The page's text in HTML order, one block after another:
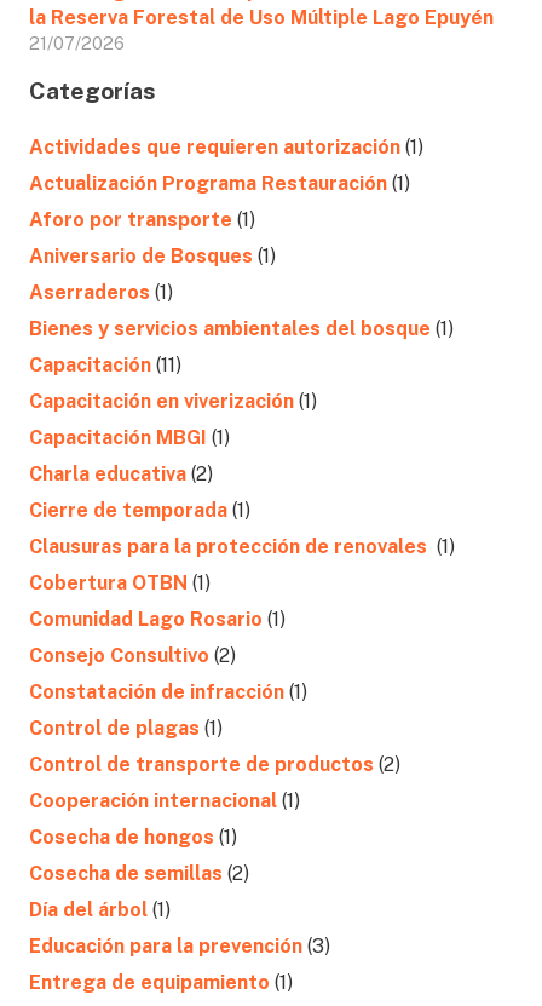
la Reserva Forestal de Uso Múltiple Lago Epuyén
21/07/2026
Categorías
Actividades que requieren autorización (1)
Actualización Programa Restauración (1)
Aforo por transporte (1)
Aniversario de Bosques (1)
Aserraderos (1)
Bienes y servicios ambientales del bosque (1)
Capacitación (11)
Capacitación en viverización (1)
Capacitación MBGI (1)
Charla educativa (2)
Cierre de temporada (1)
Clausuras para la protección de renovales (1)
Cobertura OTBN (1)
Comunidad Lago Rosario (1)
Consejo Consultivo (2)
Constatación de infracción (1)
Control de plagas (1)
Control de transporte de productos (2)
Cooperación internacional (1)
Cosecha de hongos (1)
Cosecha de semillas (2)
Día del árbol (1)
Educación para la prevención (3)
Entrega de equipamiento (1)